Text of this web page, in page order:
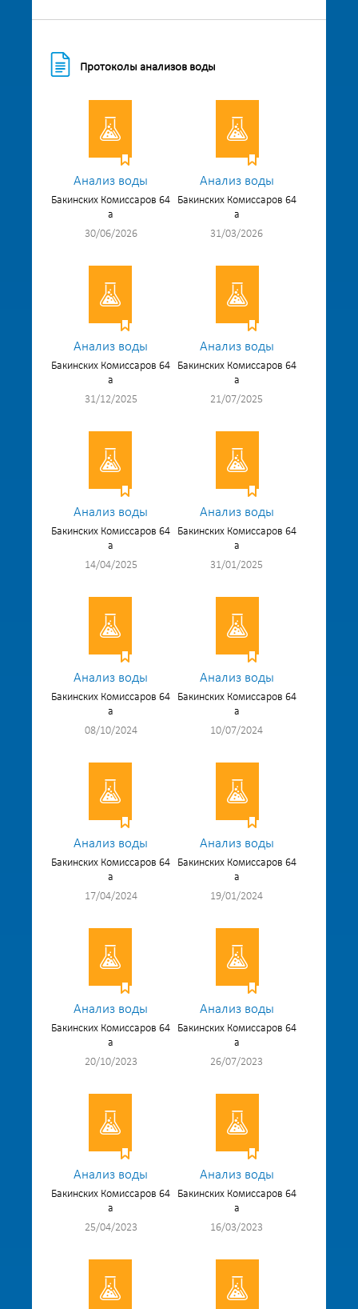
Протоколы анализов воды
Анализ воды
Бакинских Комиссаров 64
а
30/06/2026
Анализ воды
Бакинских Комиссаров 64
а
31/03/2026
Анализ воды
Бакинских Комиссаров 64
а
31/12/2025
Анализ воды
Бакинских Комиссаров 64
а
21/07/2025
Анализ воды
Бакинских Комиссаров 64
а
14/04/2025
Анализ воды
Бакинских Комиссаров 64
а
31/01/2025
Анализ воды
Бакинских Комиссаров 64
а
08/10/2024
Анализ воды
Бакинских Комиссаров 64
а
10/07/2024
Анализ воды
Бакинских Комиссаров 64
а
17/04/2024
Анализ воды
Бакинских Комиссаров 64
а
19/01/2024
Анализ воды
Бакинских Комиссаров 64
а
20/10/2023
Анализ воды
Бакинских Комиссаров 64
а
26/07/2023
Анализ воды
Бакинских Комиссаров 64
а
25/04/2023
Анализ воды
Бакинских Комиссаров 64
а
16/03/2023